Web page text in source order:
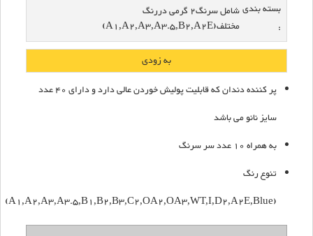
بسته بندی
:
شامل سرنگ2 گرمی دررنگ
مختلف(A1,A2,A3,A3.5,B2,A2E)
به زودی
پر کننده دندان که قابلیت پولیش خوردن عالی دارد و دارای 40 عدد
سایز نانو می باشد
به همراه 10 عدد سر سرنگ
تنوع رنگ
(A1,A2,A3,A3.5,B1,B2,B3,C2,OA2,OA3,WT,I,D2,A2E,Blue)